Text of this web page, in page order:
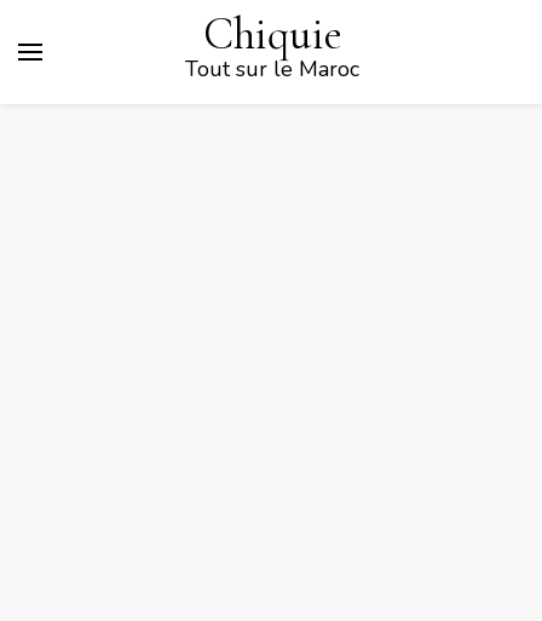
Chiquie
Tout sur le Maroc